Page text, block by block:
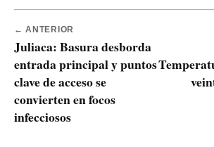
← ANTERIOR
Juliaca: Basura desborda
entrada principal y puntos
clave de acceso se
convierten en focos
infecciosos